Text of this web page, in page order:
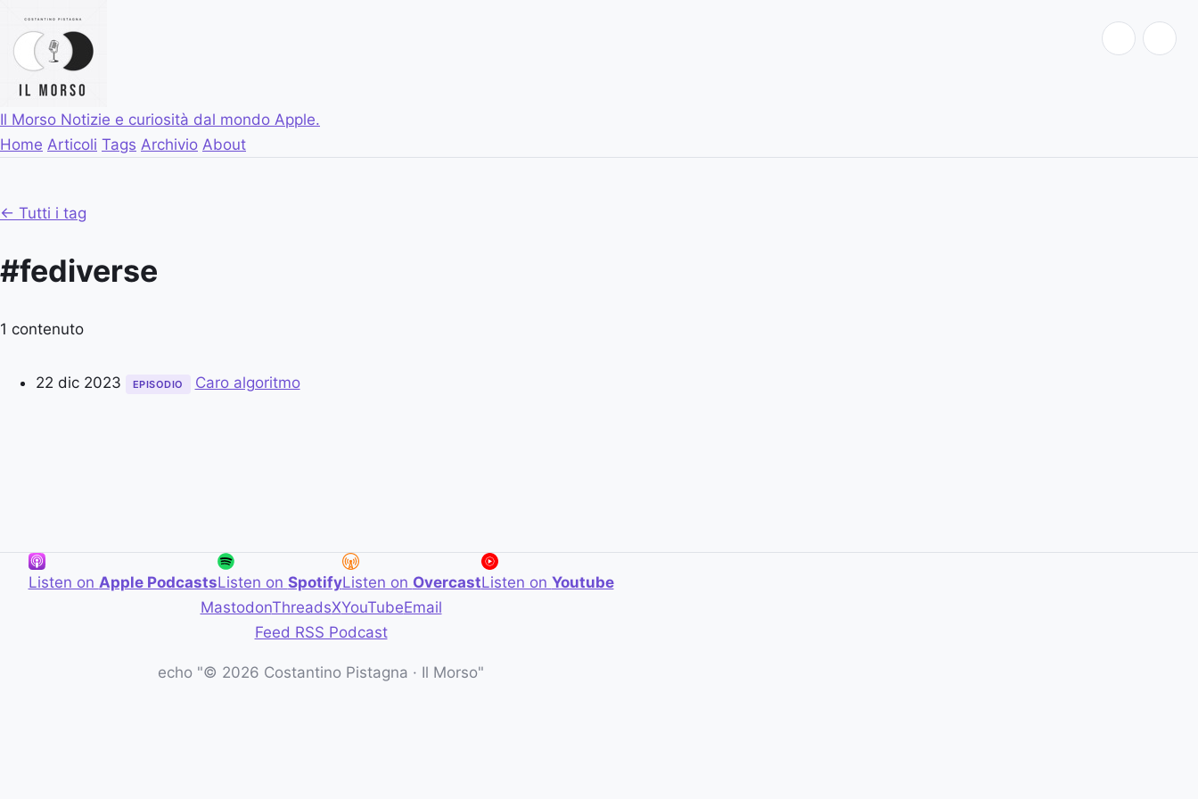
Il Morso Notizie e curiosità dal mondo Apple.
Home Articoli Tags Archivio About
← Tutti i tag
#fediverse
1 contenuto
22 dic 2023 EPISODIO Caro algoritmo
Listen on Apple PodcastsListen on SpotifyListen on OvercastListen on Youtube
MastodonThreadsXYouTubeEmail
Feed RSS Podcast
echo "© 2026 Costantino Pistagna · Il Morso"